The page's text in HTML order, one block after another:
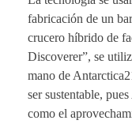
fabricación de un
crucero híbrido de
Discoverer”, se
mano de
ser sustentable,
como el